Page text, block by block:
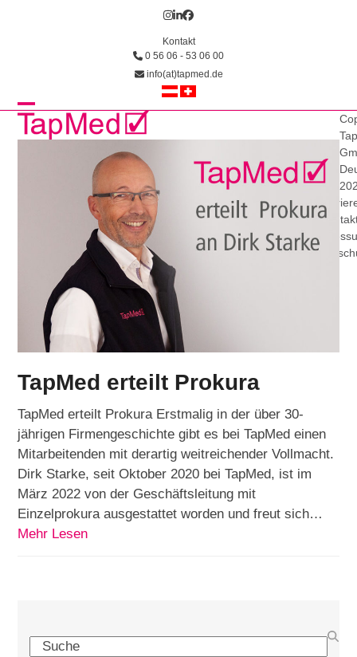
Instagram
LinkedIn
Facebook
Kontakt
0 56 06 - 53 06 00
info(at)tapmed.de
Open
Close
TapMed erteilt Prokura
TapMed erteilt Prokura Erstmalig in der über 30-
jährigen Firmengeschichte gibt es bei TapMed einen
Mitarbeitenden mit derartig weitreichender Vollmacht.
Dirk Starke, seit Oktober 2020 bei TapMed, ist im
März 2022 von der Geschäftsleitung mit
Einzelprokura ausgestattet worden und freut sich…
Mehr Lesen
Search